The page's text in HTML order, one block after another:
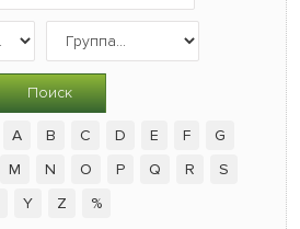
Поиск
A B C D E F
G
M N O P Q R
S
Y Z %